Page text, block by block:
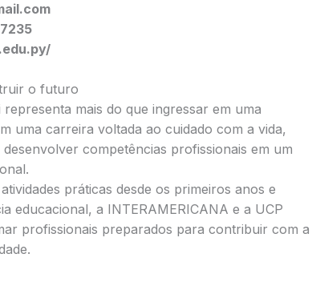
o futuro
mais do que ingressar em uma
uma carreira voltada ao cuidado com a vida,
competências profissionais em um
práticas desde os primeiros anos e
educacional, a INTERAMERICANA e a UCP
profissionais preparados para contribuir com a